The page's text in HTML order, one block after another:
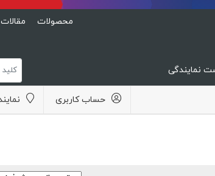
محصولات مقالات
نمایندگی
حساب کاربری